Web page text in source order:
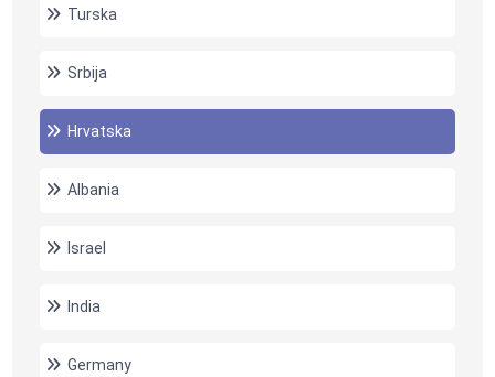
Turska
Srbija
Hrvatska
Albania
Israel
India
Germany